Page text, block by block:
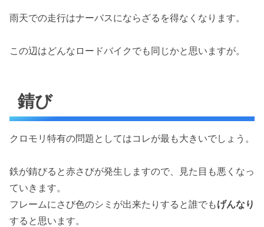
雨天での走行はナーバスにならざるを得なくなります。
この辺はどんなロードバイクでも同じかと思いますが。
錆び
クロモリ特有の問題としてはコレが最も大きいでしょう。
鉄が錆びると赤さびが発生しますので、見た目も悪くなっ
ていきます。
フレームにさび色のシミが出来たりすると誰でもげんなり
すると思います。